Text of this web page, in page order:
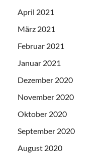
April 2021
März 2021
Februar 2021
Januar 2021
Dezember 2020
November 2020
Oktober 2020
September 2020
August 2020